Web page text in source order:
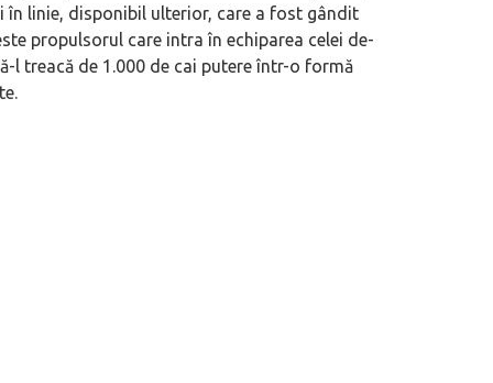
linie, disponibil ulterior, care a fost gândit
propulsorul care intra în echiparea celei de-
l treacă de 1.000 de cai putere într-o formă